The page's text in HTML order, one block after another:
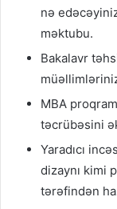
nə
məktubu.
Bakalavr
MBA
təcrübəsini
Yaradıcı
dizaynı kimi
tərəfindən